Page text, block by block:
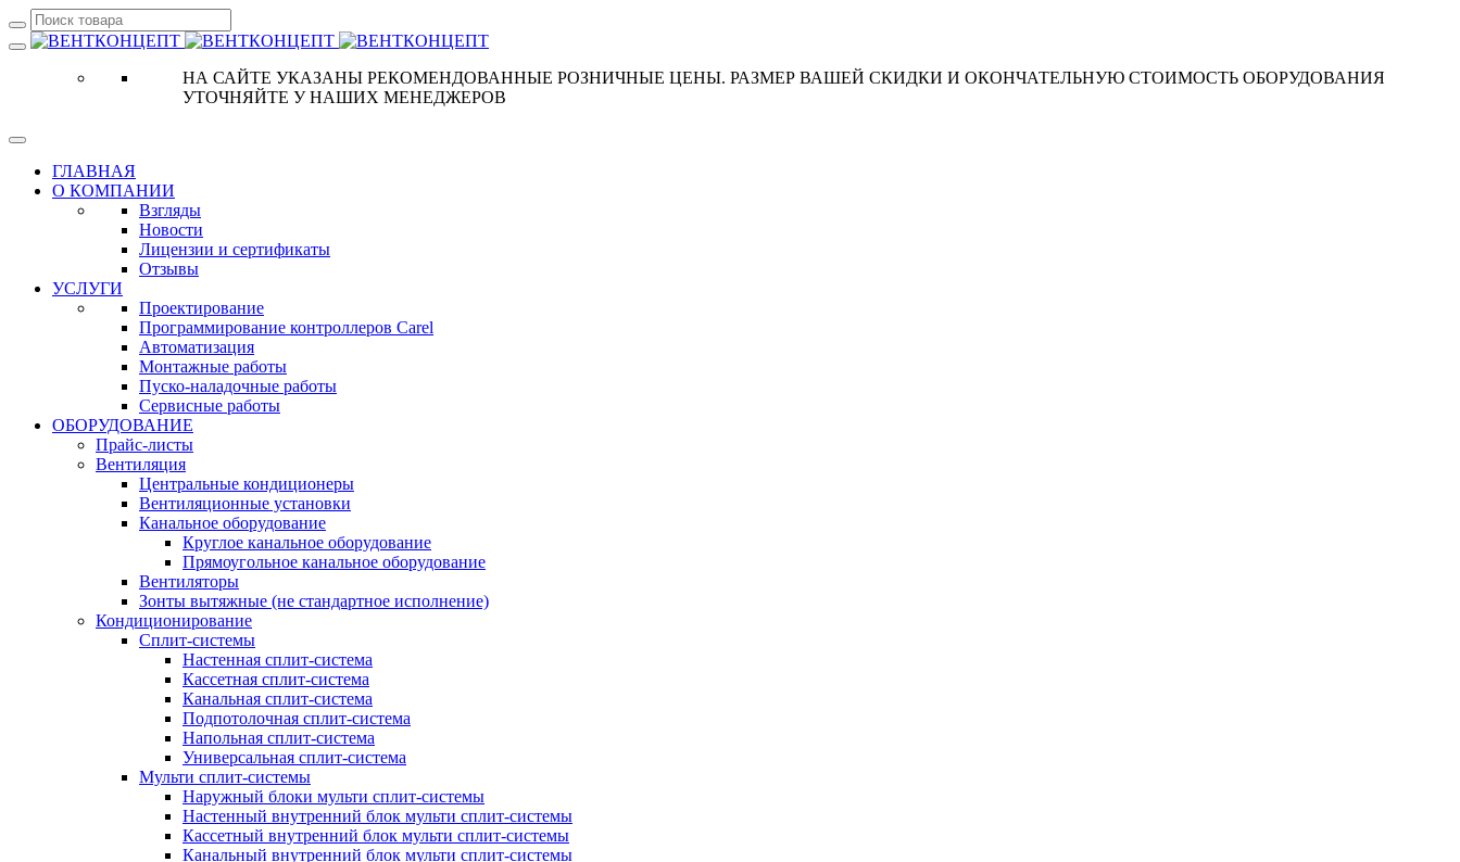
НА САЙТЕ УКАЗАНЫ РЕКОМЕНДОВАННЫЕ РОЗНИЧНЫЕ ЦЕНЫ. РАЗМЕР ВАШЕЙ СКИДКИ И ОКОНЧАТЕЛЬНУЮ СТОИМОСТЬ ОБОРУДОВАНИЯ
УТОЧНЯЙТЕ У НАШИХ МЕНЕДЖЕРОВ
ГЛАВНАЯ
О КОМПАНИИ
Взгляды
Новости
Лицензии и сертификаты
Отзывы
УСЛУГИ
Проектирование
Программирование контроллеров Carel
Автоматизация
Монтажные работы
Пуско-наладочные работы
Сервисные работы
ОБОРУДОВАНИЕ
Прайс-листы
Вентиляция
Центральные кондиционеры
Вентиляционные установки
Канальное оборудование
Круглое канальное оборудование
Прямоугольное канальное оборудование
Вентиляторы
Зонты вытяжные (не стандартное исполнение)
Кондиционирование
Сплит-системы
Настенная сплит-система
Кассетная сплит-система
Канальная сплит-система
Подпотолочная сплит-система
Напольная сплит-система
Универсальная сплит-система
Мульти сплит-системы
Наружный блоки мульти сплит-системы
Настенный внутренний блок мульти сплит-системы
Кассетный внутренний блок мульти сплит-системы
Канальный внутренний блок мульти сплит-системы